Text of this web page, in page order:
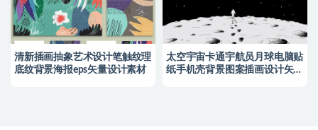
清新插画抽象艺术设计笔触纹理
底纹背景海报eps矢量设计素材
太空宇宙卡通宇航员月球电脑贴
纸手机壳背景图案插画设计矢量